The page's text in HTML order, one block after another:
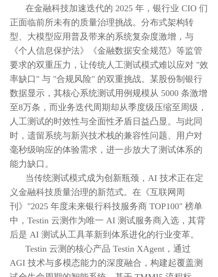
在金融科技加速迭代的 2025 年，银行业 CIO 们
正面临前所未有的质量治理挑战。分布式架构转
型、大模型应用普及带来的系统复杂度激增，与
《个人信息保护法》《金融数据安全规范》等监管
要求的双重压力，让传统人工测试模式难以应对 "效
率缺口" 与 "合规风险" 的双重挑战。某股份制银行
数据显示，其核心系统测试用例规模从 5000 条激增
至8万条，而业务迭代周期却从季度级压缩至周级，
人工测试的时效性与全面性矛盾日益凸显。与此同
时，遗留系统与新兴技术栈的兼容性问题、用户对
毫秒级响应的体验需求，进一步放大了测试体系的
能力缺口。
当传统测试模式成为创新瓶颈，AI 技术正在定
义金融科技质量治理的新范式。在《互联网周
刊》"2025 年度未来银行科技服务商 TOP100" 榜单
中，Testin 云测作为唯一 AI 测试服务商入选，其背
后是 AI 测试从工具革新到体系进化的行业变革。
Testin 云测的核心产品 Testin XAgent，通过
AGI 技术与多模态能力的深度融合，构建起覆盖测